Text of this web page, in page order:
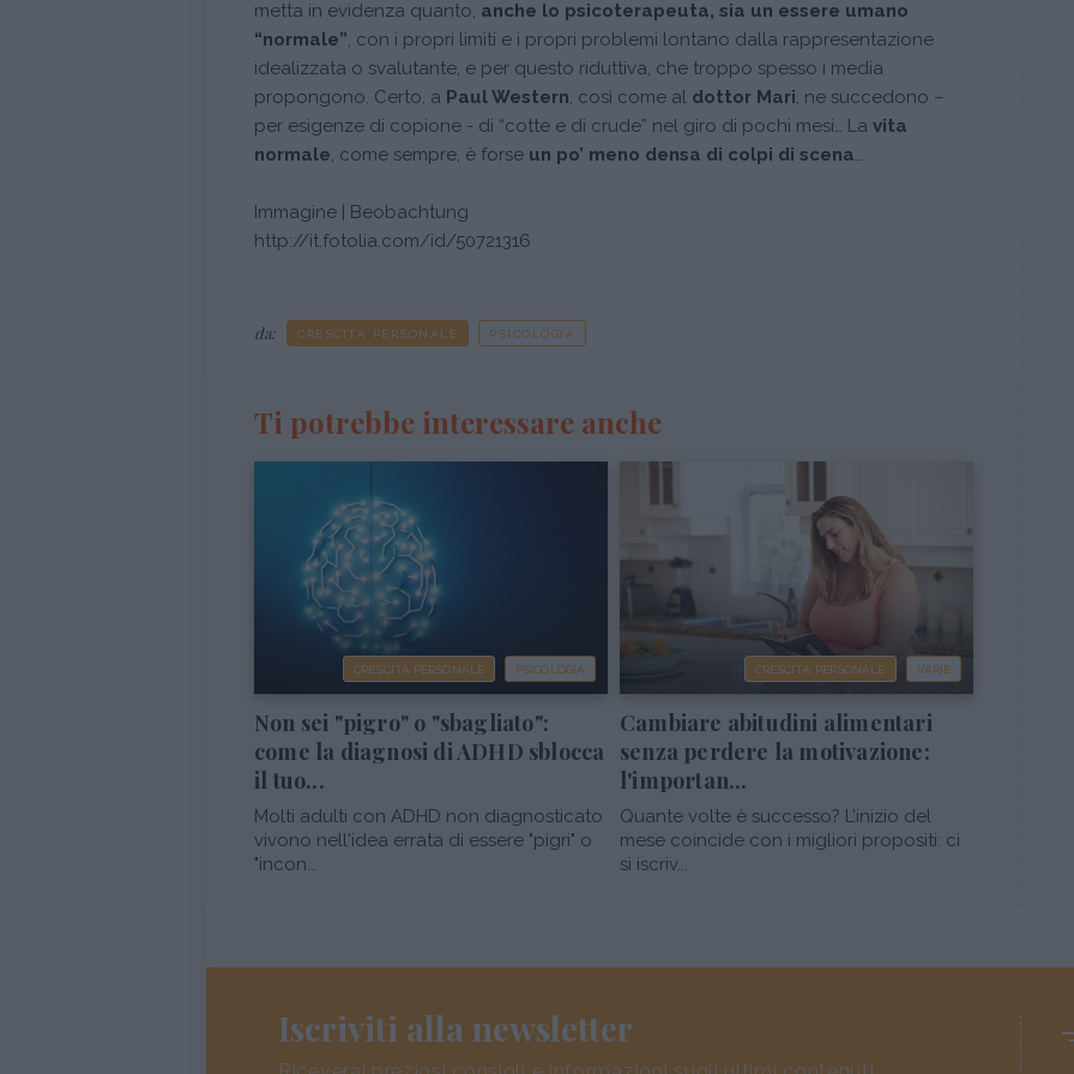
metta in evidenza quanto, anche lo psicoterapeuta, sia un essere umano
“normale”, con i propri limiti e i propri problemi lontano dalla rappresentazione
idealizzata o svalutante, e per questo riduttiva, che troppo spesso i media
propongono. Certo, a Paul Western, così come al dottor Mari, ne succedono –
per esigenze di copione - di “cotte e di crude” nel giro di pochi mesi… La vita
normale, come sempre, è forse un po’ meno densa di colpi di scena…
Immagine | Beobachtung
http://it.fotolia.com/id/50721316
da: CRESCITA PERSONALE PSICOLOGIA
Ti potrebbe interessare anche
CRESCITA PERSONALE PSICOLOGIA
Non sei "pigro" o "sbagliato":
come la diagnosi di ADHD sblocca
il tuo...
Molti adulti con ADHD non diagnosticato
vivono nell'idea errata di essere "pigri" o
"incon...
CRESCITA PERSONALE VARIE
Cambiare abitudini alimentari
senza perdere la motivazione:
l'importan...
Quante volte è successo? L’inizio del
mese coincide con i migliori propositi: ci
si iscriv...
Iscriviti alla newsletter